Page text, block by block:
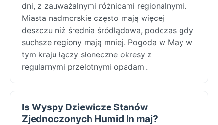
dni, z zauważalnymi różnicami regionalnymi.
Miasta nadmorskie często mają więcej
deszczu niż średnia śródlądowa, podczas gdy
suchsze regiony mają mniej. Pogoda w May w
tym kraju łączy słoneczne okresy z
regularnymi przelotnymi opadami.
Is Wyspy Dziewicze Stanów
Zjednoczonych Humid In maj?